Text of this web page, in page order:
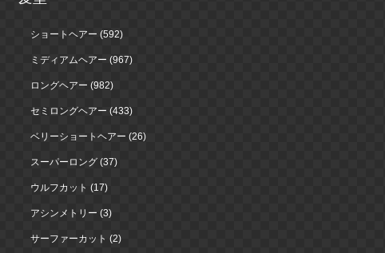
ショートヘアー (592)
ミディアムヘアー (967)
ロングヘアー (982)
セミロングヘアー (433)
ベリーショートヘアー (26)
スーパーロング (37)
ウルフカット (17)
アシンメトリー (3)
サーファーカット (2)